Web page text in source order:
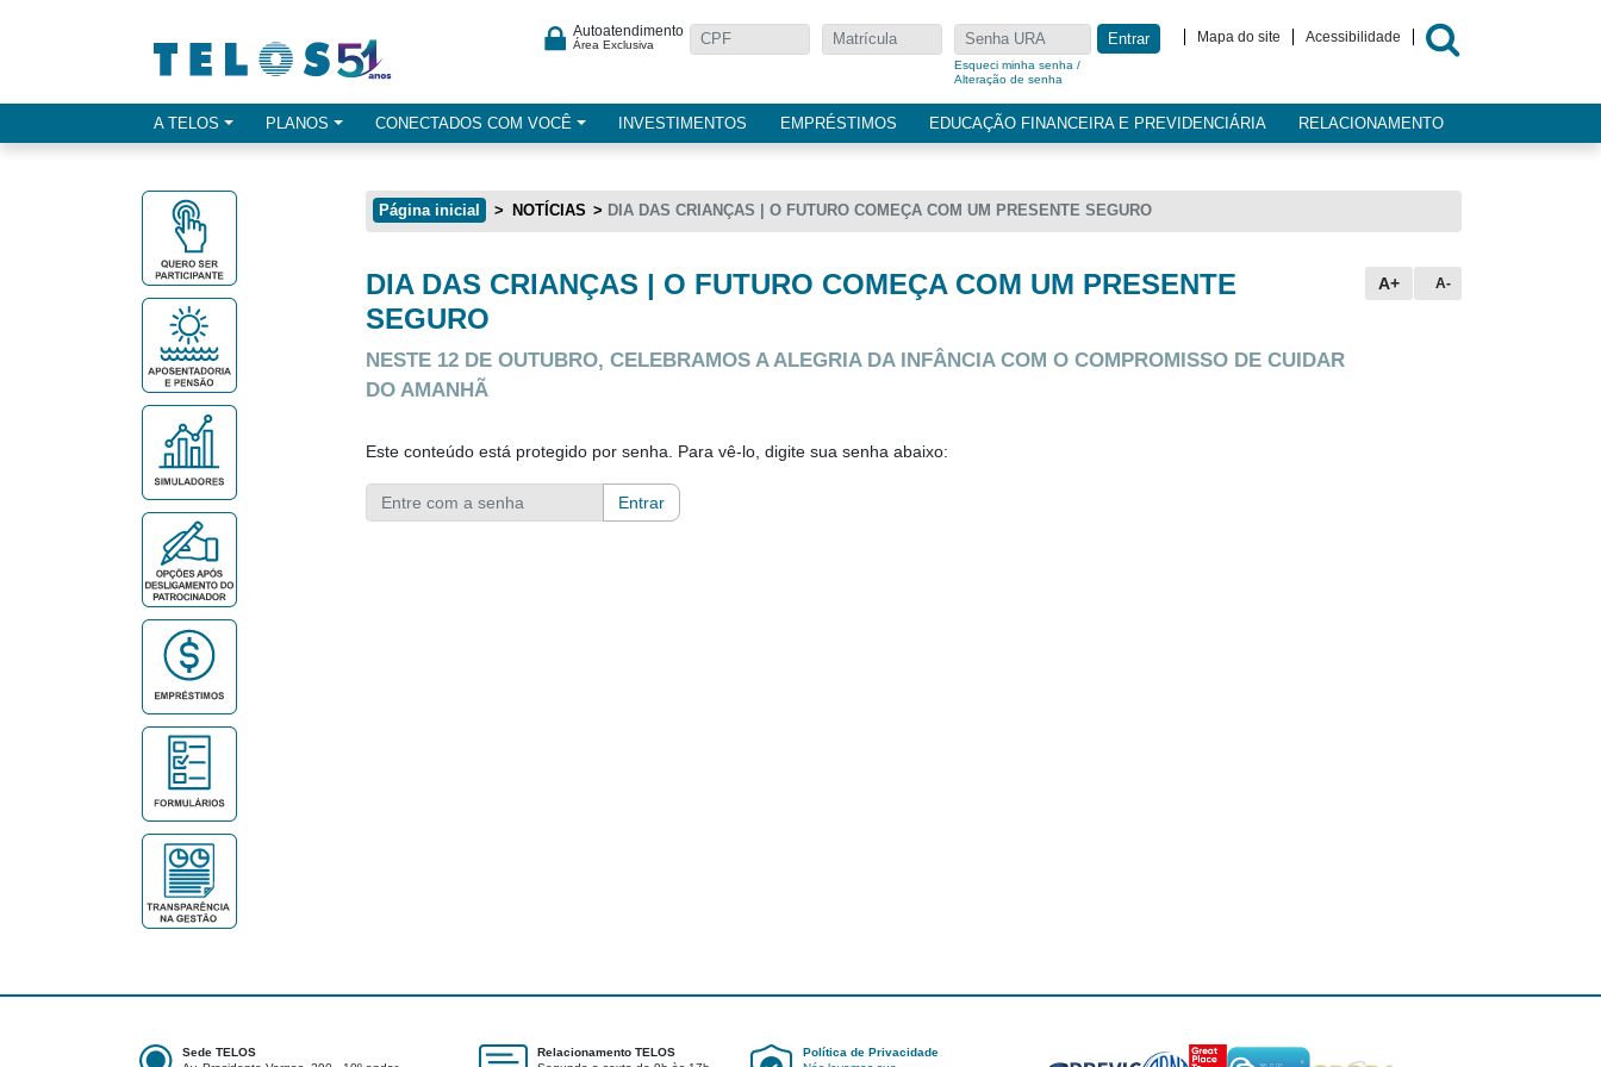
Autoatendimento
Área Exclusiva
Esqueci minha senha /
Alteração de senha
Entrar Mapa do site Acessibilidade
Opçes de menu
A TELOS PLANOS CONECTADOS COM VOCÊ INVESTIMENTOS EMPRÉSTIMOS EDUCAÇÃO FINANCEIRA E PREVIDENCIÁRIA RELACIONAMENTO
Página inicial NOTÍCIAS DIA DAS CRIANÇAS | O FUTURO COMEÇA COM UM PRESENTE SEGURO
Conteúdo principal
DIA DAS CRIANÇAS | O FUTURO COMEÇA COM UM PRESENTE
SEGURO
NESTE 12 DE OUTUBRO, CELEBRAMOS A ALEGRIA DA INFÂNCIA COM O COMPROMISSO DE CUIDAR
DO AMANHÃ
A+ A-
Este conteúdo está protegido por senha. Para vê-lo, digite sua senha abaixo:
Entrar
Sede TELOS
Relacionamento TELOS
Política de Privacidade